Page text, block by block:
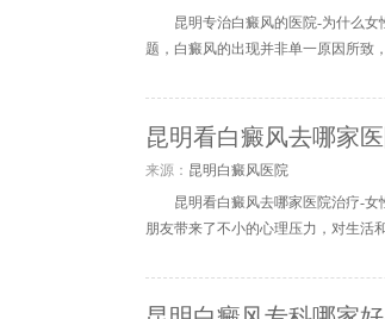
昆明专治白癜风的医院-为什么
题，白癜风的出现并非单一原因所致
昆明看白癜风去哪家
来源： 昆明白癜风医院
昆明看白癜风去哪家医院治疗-
朋友带来了不小的心理压力，对生活